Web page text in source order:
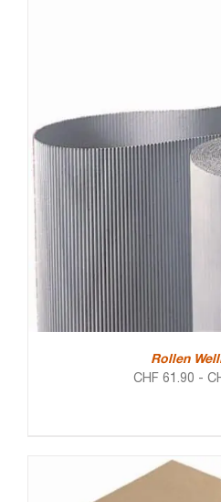
Rollen
CHF 61.90 -